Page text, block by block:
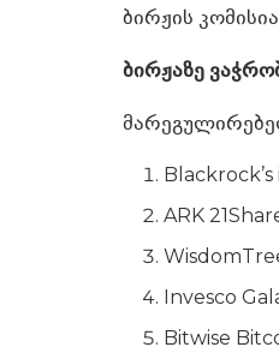
ბირჟის
ბირჟაზე
ARK
Invesco
Bitwise